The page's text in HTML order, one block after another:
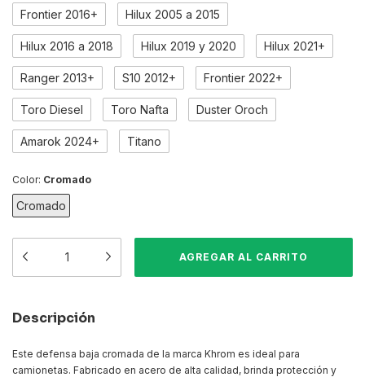
Frontier 2016+ Hilux 2005 a 2015
Hilux 2016 a 2018 Hilux 2019 y 2020 Hilux 2021+
Ranger 2013+ S10 2012+ Frontier 2022+
Toro Diesel Toro Nafta Duster Oroch
Amarok 2024+ Titano
Color: Cromado
Cromado
Descripción
Este defensa baja cromada de la marca Khrom es ideal para
camionetas. Fabricado en acero de alta calidad, brinda protección y